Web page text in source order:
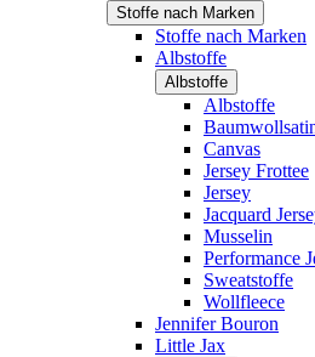
Stoffe nach Marken
Stoffe nach Marken
Albstoffe
Albstoffe
Albstoffe
Canvas
Jersey Frottee
Jersey
Jacquard
Musselin
Performance
Sweatstoffe
Wollfleece
Jennifer Bouron
Little Jax